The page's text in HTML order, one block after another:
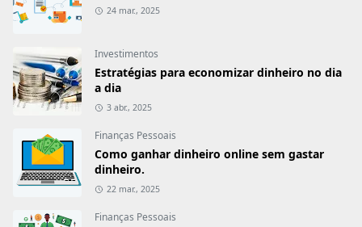
Este site usa cookies para garantir que você
obtenha a melhor experiência em nosso site.
Aceitar!
24 mar., 2025
Investimentos
Estratégias para economizar dinheiro no dia
a dia
3 abr., 2025
Finanças Pessoais
Como ganhar dinheiro online sem gastar
dinheiro.
22 mar., 2025
Finanças Pessoais